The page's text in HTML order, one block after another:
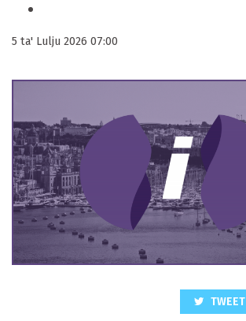
5 ta' Lulju 2026 07:00
TWEET